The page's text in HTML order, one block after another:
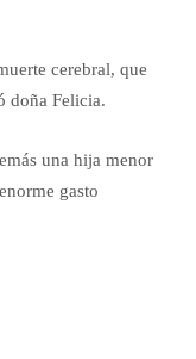
cerebral, que
doña Felicia.
una hija menor
gasto